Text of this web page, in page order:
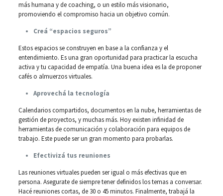
más humana y de coaching, o un estilo más visionario,
promoviendo el compromiso hacia un objetivo común.
Creá “espacios seguros”
Estos espacios se construyen en base a la confianza y el
entendimiento. Es una gran oportunidad para practicar la escucha
activa y tu capacidad de empatía. Una buena idea es la de proponer
cafés o almuerzos virtuales.
Aprovechá la tecnología
Calendarios compartidos, documentos en la nube, herramientas de
gestión de proyectos, y muchas más. Hoy existen infinidad de
herramientas de comunicación y colaboración para equipos de
trabajo. Este puede ser un gran momento para probarlas.
Efectivizá tus reuniones
Las reuniones virtuales pueden ser igual o más efectivas que en
persona. Asegurate de siempre tener definidos los temas a conversar.
Hacé reuniones cortas, de 30 o 45 minutos. Finalmente, trabajá la